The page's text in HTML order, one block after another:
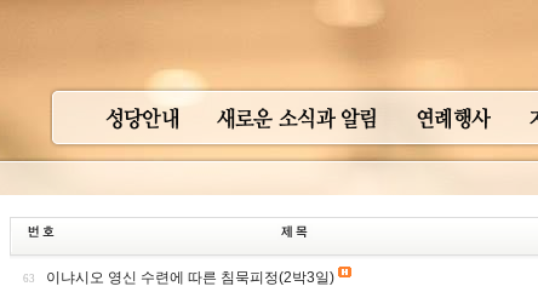
63 이냐시오 영신 수련에 따른 침묵피정(2박3일)